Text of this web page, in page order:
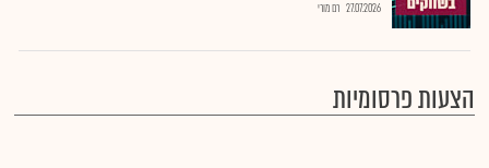
27.07.2026 רם מורי
הצעות פרסומיות